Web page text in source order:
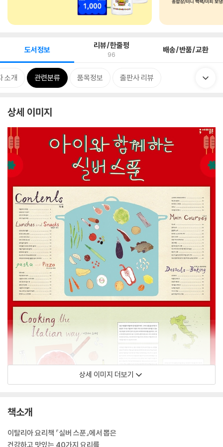
도서정보 리뷰/한줄평
96 배송/반품/교환
소개 관련분류 품목정보 출판사 리뷰
상세 이미지
상세 이미지 더보기
책소개
이탈리아 요리책 『실버 스푼』에서 뽑은
건강하고 맛있는 40가지 요리를